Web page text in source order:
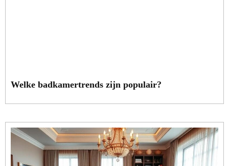
Welke badkamertrends zijn populair?